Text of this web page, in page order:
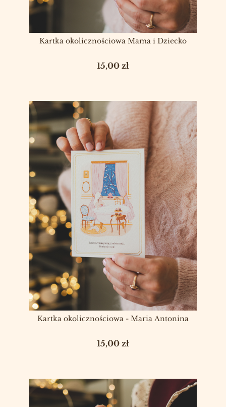
Kartka okolicznościowa Mama i Dziecko
Cena
15,00 zł
Kartka okolicznościowa - Maria Antonina
Cena
15,00 zł